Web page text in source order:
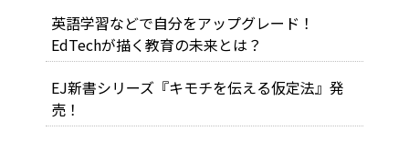
英語学習などで自分をアップグレード！
EdTechが描く教育の未来とは？
EJ新書シリーズ『キモチを伝える仮定法』発
売！